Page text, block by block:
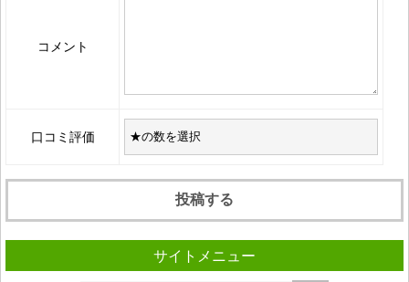
コメント
口コミ評価
サイトメニュー